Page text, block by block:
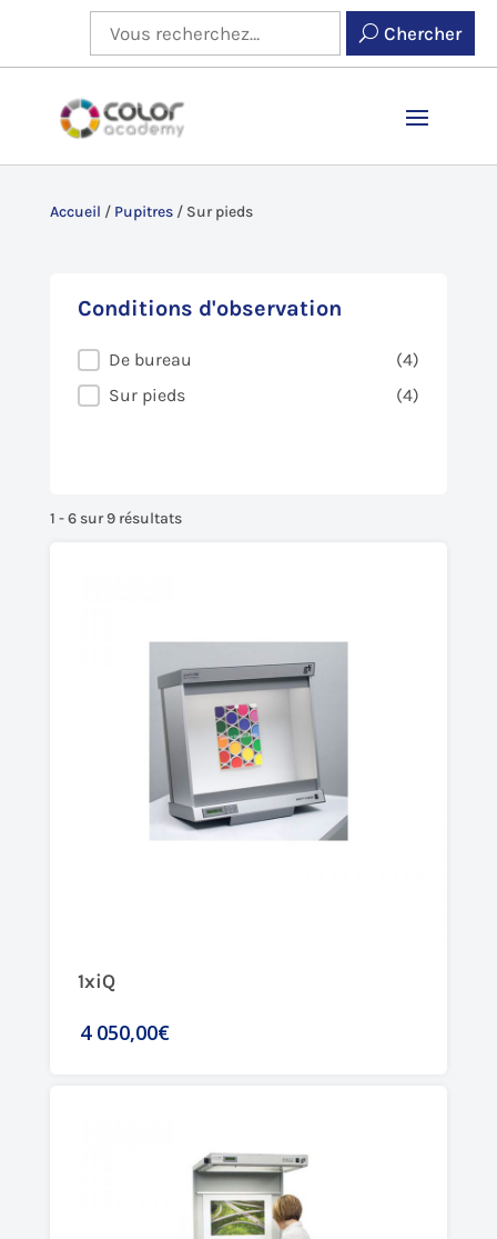
Chercher
Accueil / Pupitres/ Sur pieds
Conditions d'observation
Conditions d'observation
De bureau
(4)
Sur pieds
(4)
1 - 6 sur 9 résultats
1xiQ
4 050,00€